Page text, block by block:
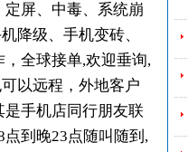
屏、中毒、系统崩
降级、手机变砖、
全球接单,欢迎垂询,
以远程，外地客户
手机店同行朋友联
到晚23点随叫随到,